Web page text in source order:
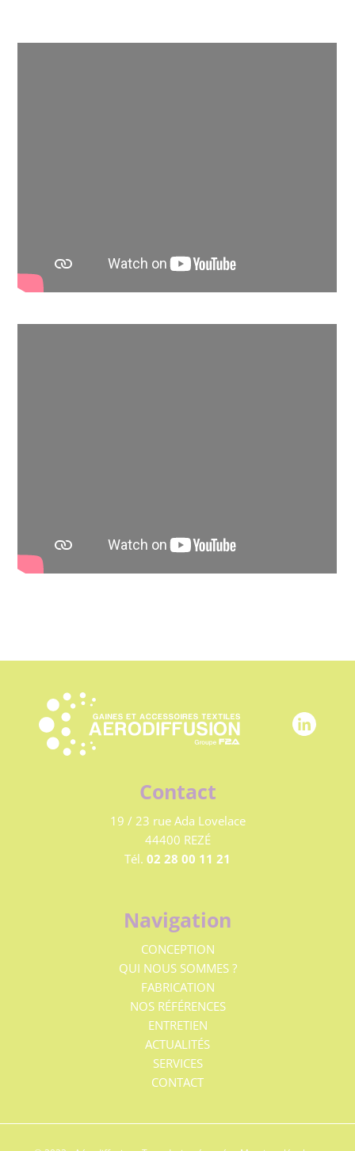
Contact
19 / 23 rue Ada Lovelace
44400 REZÉ
Tél. 02 28 00 11 21
Navigation
CONCEPTION
QUI NOUS SOMMES ?
FABRICATION
NOS RÉFÉRENCES
ENTRETIEN
ACTUALITÉS
SERVICES
CONTACT